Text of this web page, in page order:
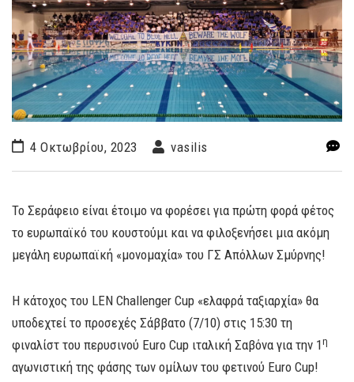
4 Οκτωβρίου, 2023 vasilis
Το Σεράφειο είναι έτοιμο να φορέσει για πρώτη φορά φέτος
το ευρωπαϊκό του κουστούμι και να φιλοξενήσει μια ακόμη
μεγάλη ευρωπαϊκή «μονομαχία» του ΓΣ Απόλλων Σμύρνης!
Η κάτοχος του LEN Challenger Cup «ελαφρά ταξιαρχία» θα
υποδεχτεί το προσεχές Σάββατο (7/10) στις 15:30 τη
φιναλίστ του περυσινού Euro Cup ιταλική Σαβόνα για την 1η
αγωνιστική της φάσης των ομίλων του φετινού Euro Cup!